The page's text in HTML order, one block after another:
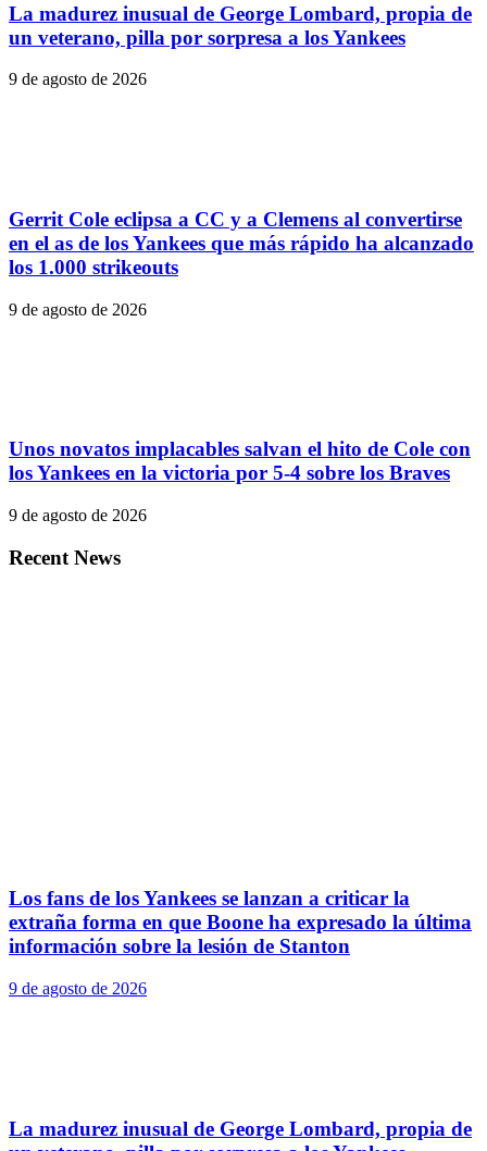
La madurez inusual de George Lombard, propia de
un veterano, pilla por sorpresa a los Yankees
9 de agosto de 2026
Gerrit Cole eclipsa a CC y a Clemens al convertirse
en el as de los Yankees que más rápido ha alcanzado
los 1.000 strikeouts
9 de agosto de 2026
Unos novatos implacables salvan el hito de Cole con
los Yankees en la victoria por 5-4 sobre los Braves
9 de agosto de 2026
Recent News
Los fans de los Yankees se lanzan a criticar la
extraña forma en que Boone ha expresado la última
información sobre la lesión de Stanton
9 de agosto de 2026
La madurez inusual de George Lombard, propia de